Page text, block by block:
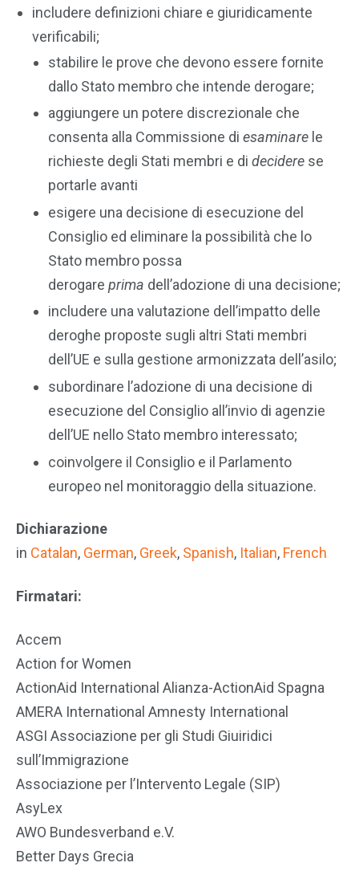
includere definizioni chiare e giuridicamente
verificabili;
stabilire le prove che devono essere fornite
dallo Stato membro che intende derogare;
aggiungere un potere discrezionale che
consenta alla Commissione di esaminare le
richieste degli Stati membri e di decidere se
portarle avanti
esigere una decisione di esecuzione del
Consiglio ed eliminare la possibilità che lo
Stato membro possa
derogare prima dell’adozione di una decisione;
includere una valutazione dell’impatto delle
deroghe proposte sugli altri Stati membri
dell’UE e sulla gestione armonizzata dell’asilo;
subordinare l’adozione di una decisione di
esecuzione del Consiglio all’invio di agenzie
dell’UE nello Stato membro interessato;
coinvolgere il Consiglio e il Parlamento
europeo nel monitoraggio della situazione.
Dichiarazione
in Catalan, German, Greek, Spanish, Italian, French
Firmatari:
Accem
Action for Women
ActionAid International Alianza-ActionAid Spagna
AMERA International Amnesty International
ASGI Associazione per gli Studi Giuiridici
sull’Immigrazione
Associazione per l’Intervento Legale (SIP)
AsyLex
AWO Bundesverband e.V.
Better Days Grecia